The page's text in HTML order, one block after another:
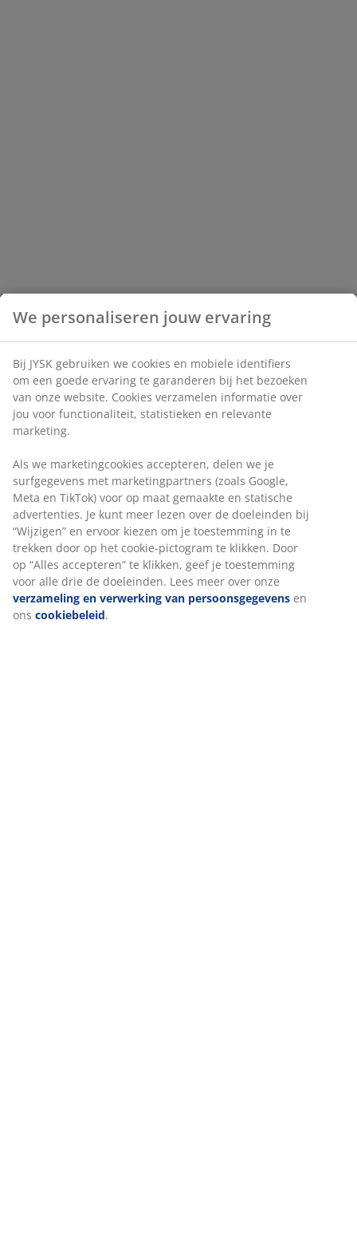
We personaliseren jouw ervaring
Bij JYSK gebruiken we cookies en mobiele identifiers
om een goede ervaring te garanderen bij het bezoeken
van onze website. Cookies verzamelen informatie over
jou voor functionaliteit, statistieken en relevante
marketing.
Als we marketingcookies accepteren, delen we je
surfgegevens met marketingpartners (zoals Google,
Meta en TikTok) voor op maat gemaakte en statische
advertenties. Je kunt meer lezen over de doeleinden bij
“Wijzigen” en ervoor kiezen om je toestemming in te
trekken door op het cookie-pictogram te klikken. Door
op “Alles accepteren” te klikken, geef je toestemming
voor alle drie de doeleinden. Lees meer over onze
verzameling en verwerking van persoonsgegevens en
ons cookiebeleid.